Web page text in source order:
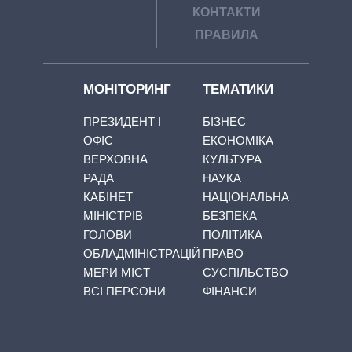
КОНТАКТИ
ПРАВИЛА
МОНІТОРИНГ
ПРЕЗИДЕНТ І
ОФІС
ВЕРХОВНА
РАДА
КАБІНЕТ
МІНІСТРІВ
ГОЛОВИ
ОБЛАДМІНІСТРАЦІЙ
МЕРИ МІСТ
ВСІ ПЕРСОНИ
ТЕМАТИКИ
БІЗНЕС
ЕКОНОМІКА
КУЛЬТУРА
НАУКА
НАЦІОНАЛЬНА
БЕЗПЕКА
ПОЛІТИКА
ПРАВО
СУСПІЛЬСТВО
ФІНАНСИ